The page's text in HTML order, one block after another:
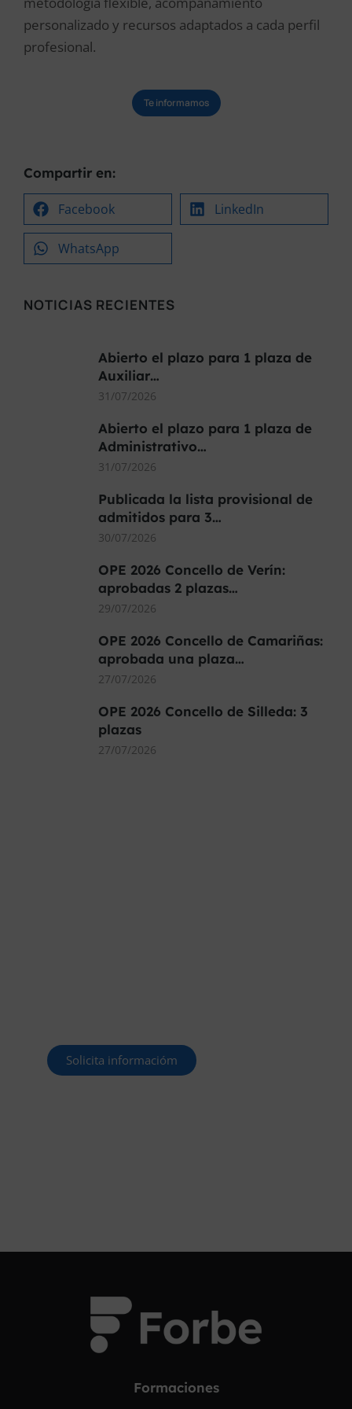
personalizado y recursos adaptados a cada perfil
profesional.
Te informamos
Compartir en:
Facebook LinkedIn
WhatsApp
NOTICIAS RECIENTES
Abierto el plazo para 1 plaza de
Auxiliar…
31/07/2026
Abierto el plazo para 1 plaza de
Administrativo…
31/07/2026
Publicada la lista provisional de
admitidos para 3…
30/07/2026
OPE 2026 Concello de Verín:
aprobadas 2 plazas…
29/07/2026
OPE 2026 Concello de Camariñas:
aprobada una plaza…
27/07/2026
OPE 2026 Concello de Silleda: 3
plazas
27/07/2026
Solicita informacióm
Formaciones